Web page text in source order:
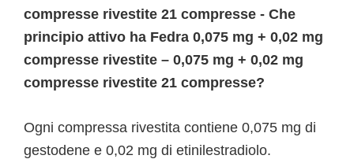
compresse rivestite 21 compresse - Che
principio attivo ha Fedra 0,075 mg + 0,02 mg
compresse rivestite – 0,075 mg + 0,02 mg
compresse rivestite 21 compresse?
Ogni compressa rivestita contiene 0,075 mg di
gestodene e 0,02 mg di etinilestradiolo.